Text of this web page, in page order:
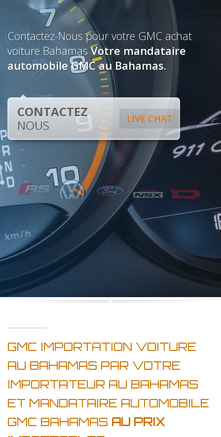
Contactez-Nous pour votre GMC achat
voiture BahamasVotre mandataire
automobile GMC au Bahamas.
LIVE CHAT
CONTACTEZ
NOUS
GMC IMPORTATION VOITURE
AU BAHAMAS PAR VOTRE
IMPORTATEUR AU BAHAMAS
ET MANDATAIRE AUTOMOBILE
GMC BAHAMAS AU PRIX